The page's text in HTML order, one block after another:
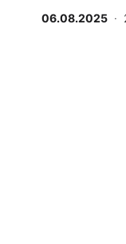
06.08.2025 ·